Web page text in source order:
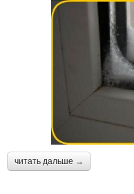
читать дальше →